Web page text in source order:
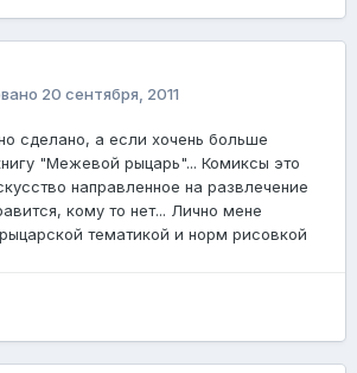
20 сентября, 2011
сделано, а если хочень больше
"Межевой рыцарь"... Комиксы это
направленное на развлечение
кому то нет... Лично мене
тематикой и норм рисовкой